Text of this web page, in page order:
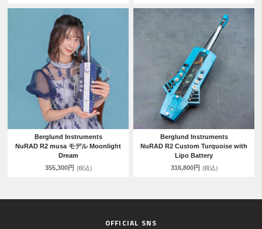
Berglund Instruments
NuRAD R2 musa モデル Moonlight
Dream
355,300円 (税込)
Berglund Instruments
NuRAD R2 Custom Turquoise with
Lipo Battery
316,800円 (税込)
OFFICIAL SNS